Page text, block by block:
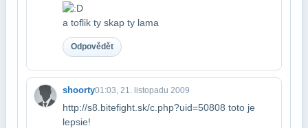
a toflik ty skap ty lama
Odpovědět
shoorty01:03, 21. listopadu 2009
http://s8.bitefight.sk/c.php?uid=50808 toto je
lepsie!